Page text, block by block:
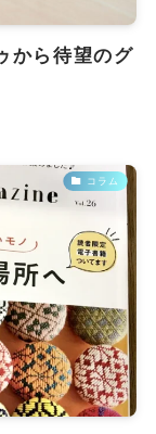
から待望のグ
コラム